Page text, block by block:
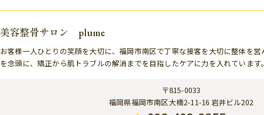
美容整骨サロン plume
お客様一人ひとりの笑顔を大切に、福岡市南区で丁寧な接客を大切に整体を
を念頭に、矯正から肌トラブルの解消までを目指したケアに力を入れています。
〒815-0033
福岡県福岡市南区大橋2-11-16 岩井ビル202